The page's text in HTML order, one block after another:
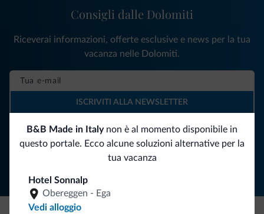
B&B Made in Italynon è al momento disponibile in
questo portale. Ecco alcune soluzioni alternative per la
tua vacanza
Hotel Sonnalp
Obereggen - Ega
Vedi alloggio
Segui Dolomiti.it
Consigli dalle Dolomiti
Riceverai informazioni, offerte esclusive e news per la tua
vacanza nelle Dolomiti.
ISCRIVITI ALLA NEWSLETTER